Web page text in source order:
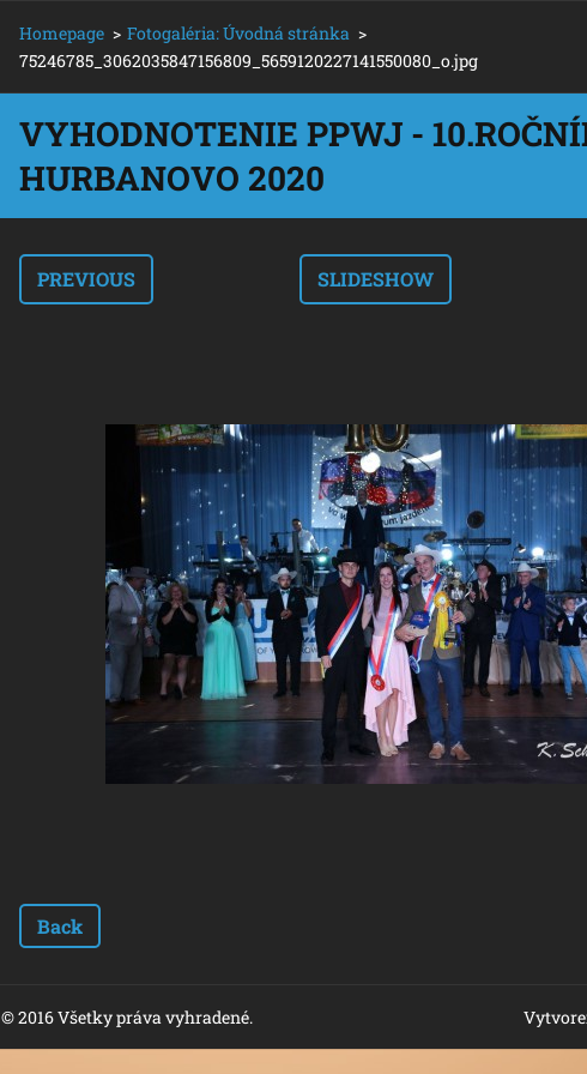
Homepage > Fotogaléria: Úvodná stránka >
75246785_3062035847156809_5659120227141550080_o.jpg
VYHODNOTENIE PPWJ -
HURBANOVO 2020
PREVIOUS SLIDESHOW
Back
© 2016 Všetky práva vyhradené.